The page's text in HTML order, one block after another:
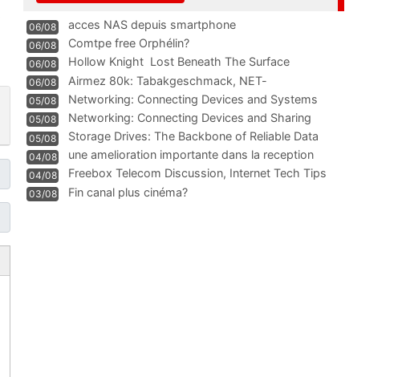
06/08 acces NAS depuis smartphone
06/08 Comtpe free Orphélin?
06/08 Hollow Knight  Lost Beneath The Surface
06/08
Airmez 80k: Tabakgeschmack, NET-
Technologie und Leistung im
05/08 Networking: Connecting Devices and Systems
05/08
Networking: Connecting Devices and Sharing
Information
05/08
Storage Drives: The Backbone of Reliable Data
Management
04/08
une amelioration importante dans la reception
WIFI
04/08
Freebox Telecom Discussion, Internet Tech Tips
Communi
03/08 Fin canal plus cinéma?